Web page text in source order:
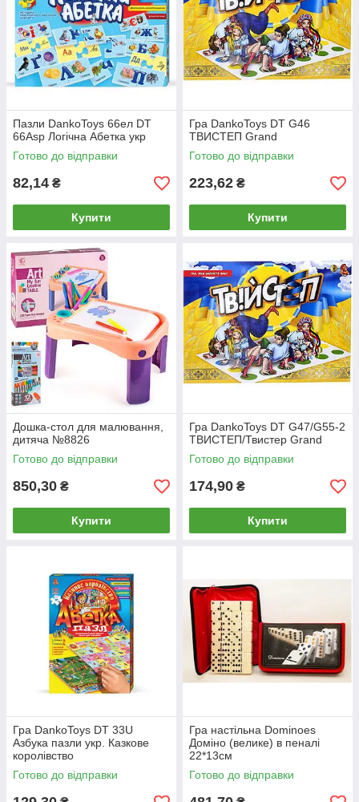
Пазли DankoToys 66ел DT
66Asp Логiчна Абетка укр
Готово до відправки
82,14 ₴
Купити
Гра DankoToys DT G46
ТВИСТЕП Grand
Готово до відправки
223,62 ₴
Купити
Дошка-стол для малювання,
дитяча №8826
Готово до відправки
850,30 ₴
Купити
Гра DankoToys DT G47/G55-2
ТВИСТЕП/Твистер Grand
Готово до відправки
174,90 ₴
Купити
Гра DankoToys DT 33U
Азбука пазли укр. Казкове
королівство
Готово до відправки
Гра настільна Dominoes
Доміно (велике) в пеналі
22*13см
Готово до відправки